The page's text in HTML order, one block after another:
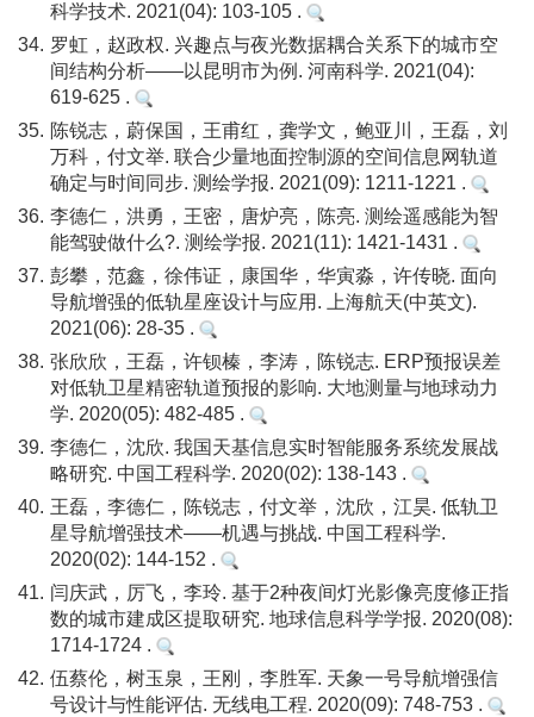
科学技术. 2021(04): 103-105 .
34. 罗虹，赵政权. 兴趣点与夜光数据耦合关系下的城市空
间结构分析——以昆明市为例. 河南科学. 2021(04):
619-625 .
35. 陈锐志，蔚保国，王甫红，龚学文，鲍亚川，王磊，刘
万科，付文举. 联合少量地面控制源的空间信息网轨道
确定与时间同步. 测绘学报. 2021(09): 1211-1221 .
36. 李德仁，洪勇，王密，唐炉亮，陈亮. 测绘遥感能为智
能驾驶做什么?. 测绘学报. 2021(11): 1421-1431 .
37. 彭攀，范鑫，徐伟证，康国华，华寅淼，许传晓. 面向
导航增强的低轨星座设计与应用. 上海航天(中英文).
2021(06): 28-35 .
38. 张欣欣，王磊，许钡榛，李涛，陈锐志. ERP预报误差
对低轨卫星精密轨道预报的影响. 大地测量与地球动力
学. 2020(05): 482-485 .
39. 李德仁，沈欣. 我国天基信息实时智能服务系统发展战
略研究. 中国工程科学. 2020(02): 138-143 .
40. 王磊，李德仁，陈锐志，付文举，沈欣，江昊. 低轨卫
星导航增强技术——机遇与挑战. 中国工程科学.
2020(02): 144-152 .
41. 闫庆武，厉飞，李玲. 基于2种夜间灯光影像亮度修正指
数的城市建成区提取研究. 地球信息科学学报. 2020(08):
1714-1724 .
42. 伍蔡伦，树玉泉，王刚，李胜军. 天象一号导航增强信
号设计与性能评估. 无线电工程. 2020(09): 748-753 .